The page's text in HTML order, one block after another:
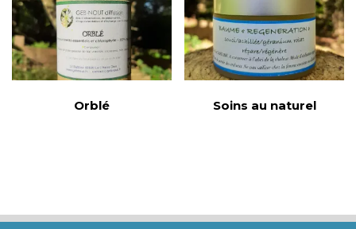
Orblé Soins au naturel